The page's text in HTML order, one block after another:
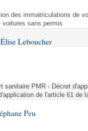
des immatriculations de
voitures sans permis
Leboucher
sanitaire PMR - Décret
de l'article 61 de
Peu